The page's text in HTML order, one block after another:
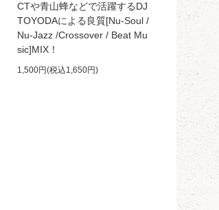
CTや青山蜂などで活躍するDJ
TOYODAによる良質[Nu-Soul /
Nu-Jazz /Crossover / Beat Mu
sic]MIX！
1,500円(税込1,650円)